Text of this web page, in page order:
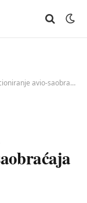
saobraćaja na području KS